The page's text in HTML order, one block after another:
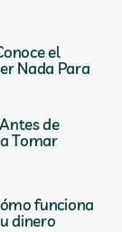
el
Nada Para
de
Tomar
funciona
dinero